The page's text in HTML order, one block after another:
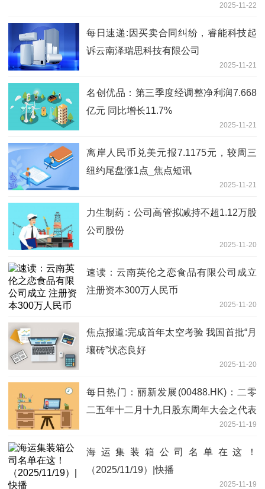
2025-11-22
每日速递:因买卖合同纠纷，睿能科技起
诉云南泽瑞思科技有限公司
2025-11-21
名创优品：第三季度经调整净利润7.668
亿元 同比增长11.7%
2025-11-21
离岸人民币兑美元报7.1175元，较周三
纽约尾盘涨1点_焦点短讯
2025-11-21
力生制药：公司高管拟减持不超1.12万股
公司股份
2025-11-20
速读：云南英伦之恋食品有限公司成立
注册资本300万人民币
2025-11-20
焦点报道:完成首年太空考验 我国首批“月
壤砖”状态良好
2025-11-20
每日热门：丽新发展(00488.HK)：二零
二五年十二月十九日股东周年大会之代表
2025-11-19
海运集装箱公司名单在这！
（2025/11/19）|快播
2025-11-19